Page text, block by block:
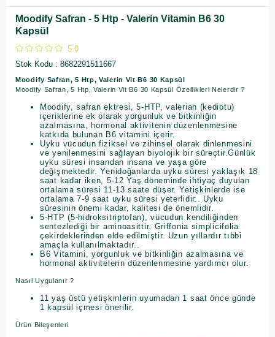
Moodify Safran - 5 Htp - Valerin Vitamin B6 30
Kapsül
5.0
Stok Kodu
8682291511667
Moodify Safran, 5 Htp, Valerin Vit B6 30 Kapsül
Moodify Safran, 5 Htp, Valerin Vit B6 30 Kapsül Özellikleri Nelerdir ?
Moodify, safran ektresi, 5-HTP, valerian (kediotu)
içeriklerine ek olarak yorgunluk ve bitkinliğin
azalmasına, hormonal aktivitenin düzenlenmesine
katkıda bulunan B6 vitamini içerir.
Uyku vücudun fiziksel ve zihinsel olarak dinlenmesini
ve yenilenmesini sağlayan biyolojik bir süreçtir.Günlük
uyku süresi insandan insana ve yaşa göre
değişmektedir. Yenidoğanlarda uyku süresi yaklaşık 18
saat kadar iken, 5-12 Yaş döneminde ihtiyaç duyulan
ortalama süresi 11-13 saate düşer. Yetişkinlerde ise
ortalama 7-9 saat uyku süresi yeterlidir.. Uyku
süresinin önemi kadar, kalitesi de önemlidir.
5-HTP (5-hidroksitriptofan), vücudun kendiliğinden
sentezlediği bir aminoasittir. Griffonia simplicifolia
çekirdeklerinden elde edilmiştir. Uzun yıllardır tıbbi
amaçla kullanılmaktadır..
B6 Vitamini, yorgunluk ve bitkinliğin azalmasına ve
hormonal aktivitelerin düzenlenmesine yardımcı olur.
Nasıl Uygulanır ?
11 yaş üstü yetişkinlerin uyumadan 1 saat önce günde
1 kapsül içmesi önerilir.
Ürün Bileşenleri